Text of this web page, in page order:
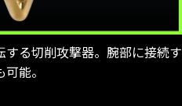
る切削攻撃器。腕部に接続す
能。